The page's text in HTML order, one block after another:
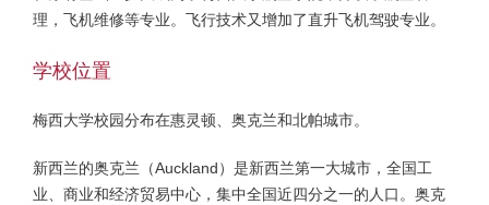
理，飞机维修等专业。飞行技术又增加了直升飞机驾驶专业。
学校位置
梅西大学校园分布在惠灵顿、奥克兰和北帕城市。
新西兰的奥克兰（Auckland）是新西兰第一大城市，全国工
业、商业和经济贸易中心，集中全国近四分之一的人口。奥克